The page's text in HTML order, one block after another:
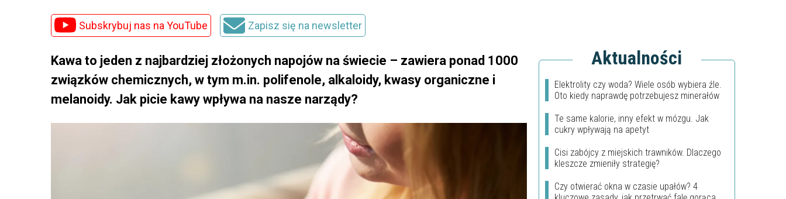
Subskrybuj nas na YouTube Zapisz się na newsletter
Kawa to jeden z najbardziej złożonych napojów na świecie – zawiera ponad 1000
związków chemicznych, w tym m.in. polifenole, alkaloidy, kwasy organiczne i
melanoidy. Jak picie kawy wpływa na nasze narządy?
Aktualności
Elektrolity czy woda? Wiele osób wybiera źle.
Oto kiedy naprawdę potrzebujesz minerałów
Te same kalorie, inny efekt w mózgu. Jak
cukry wpływają na apetyt
Cisi zabójcy z miejskich trawników. Dlaczego
kleszcze zmieniły strategię?
Czy otwierać okna w czasie upałów? 4